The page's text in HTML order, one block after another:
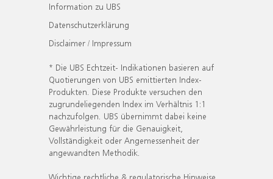
Information zu UBS
Datenschutzerklärung
Disclaimer / Impressum
* Die UBS Echtzeit- Indikationen basieren auf
Quotierungen von UBS emittierten Index-
Produkten. Diese Produkte versuchen den
zugrundeliegenden Index im Verhältnis 1:1
nachzufolgen. UBS übernimmt dabei keine
Gewährleistung für die Genauigkeit,
Vollständigkeit oder Angemessenheit der
angewandten Methodik.